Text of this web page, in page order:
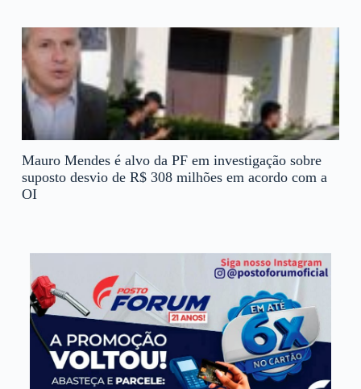
Mauro Mendes é alvo da PF em investigação sobre
suposto desvio de R$ 308 milhões em acordo com a
OI